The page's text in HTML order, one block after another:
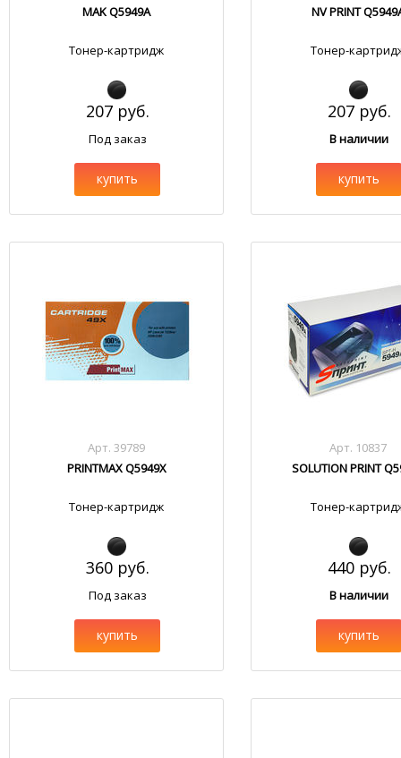
MAK Q5949A
Тонер-картридж
207 руб.
Под заказ
купить
NV PRINT
Тонер-
207 руб.
В наличии
купить
Арт. 39789
PRINTMAX Q5949X
Тонер-картридж
360 руб.
Под заказ
купить
Арт. 10837
SOLUTION PRINT
Тонер-
440 руб.
В наличии
купить